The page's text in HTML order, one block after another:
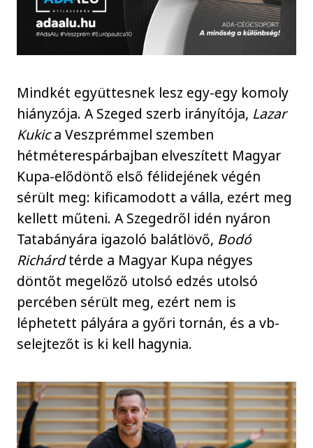
Mindkét együttesnek lesz egy-egy komoly
hiányzója. A Szeged szerb irányítója, Lazar
Kukica Veszprémmel szemben
hétméterespárbajban elveszített Magyar
Kupa-elődöntő első félidejének végén
sérült meg: kificamodott a válla, ezért meg
kellett műteni. A Szegedről idén nyáron
Tatabányára igazoló balátlövő, Bodó
Richárdtérde a Magyar Kupa négyes
döntőt megelőző utolsó edzés utolsó
percében sérült meg, ezért nem is
léphetett pályára a győri tornán, és a vb-
selejtezőt is ki kell hagynia.